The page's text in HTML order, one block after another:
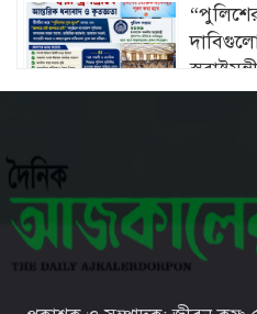
কন্যার
বাজারে